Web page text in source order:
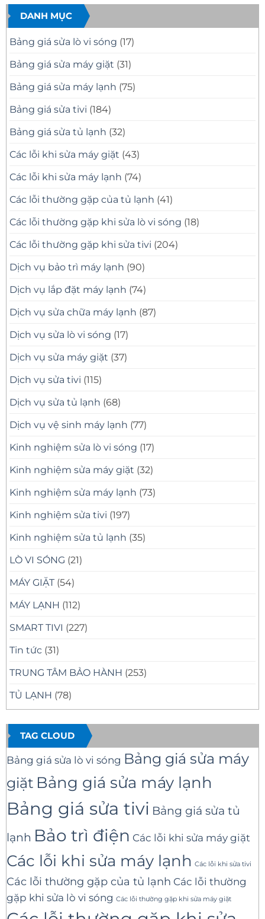
Khắc
Phục
Mọi
Sự
Cố
Tivi
–
Có
Mặt
Nhanh
Tại
Nhà
Tại
Nhà
Quận
12
Uy
Tín
Có
Mặt
Báo
Giá
Bạch
luận
ở
Sửa
Tivi
Samsung
Tại
Quận
11
Tín
–
Mặt
Nhanh,
Đúng
Bệnh
DANH MỤC
Bảng giá sửa lò vi sóng (17)
Bảng giá sửa máy giặt (31)
Bảng giá sửa máy lạnh (75)
Bảng giá sửa tivi (184)
Bảng giá sửa tủ lạnh (32)
Các lỗi khi sửa máy giặt (43)
Các lỗi khi sửa máy lạnh (74)
Các lỗi thường gặp của tủ lạnh (41)
Các lỗi thường gặp khi sửa lò vi sóng (18)
Các lỗi thường gặp khi sửa tivi (204)
Dịch vụ bảo trì máy lạnh (90)
Dịch vụ lắp đặt máy lạnh (74)
Dịch vụ sửa chữa máy lạnh (87)
Dịch vụ sửa lò vi sóng (17)
Dịch vụ sửa máy giặt (37)
Dịch vụ sửa tivi (115)
Dịch vụ sửa tủ lạnh (68)
Dịch vụ vệ sinh máy lạnh (77)
Kinh nghiệm sửa lò vi sóng (17)
Kinh nghiệm sửa máy giặt (32)
Kinh nghiệm sửa máy lạnh (73)
Kinh nghiệm sửa tivi (197)
Kinh nghiệm sửa tủ lạnh (35)
LÒ VI SÓNG (21)
MÁY GIẶT (54)
MÁY LẠNH (112)
SMART TIVI (227)
Tin tức (31)
TRUNG TÂM BẢO HÀNH (253)
TỦ LẠNH (78)
TAG CLOUD
Bảng giá sửa lò vi sóng Bảng giá sửa máy
giặt Bảng giá sửa máy lạnh
Bảng giá sửa tivi Bảng giá sửa tủ
lạnh Bảo trì điện Các lỗi khi sửa máy giặt
Các lỗi khi sửa máy lạnh Các lỗi khi sửa tivi
Các lỗi thường gặp của tủ lạnh Các lỗi thường
gặp khi sửa lò vi sóng Các lỗi thường gặp khi sửa máy giặt